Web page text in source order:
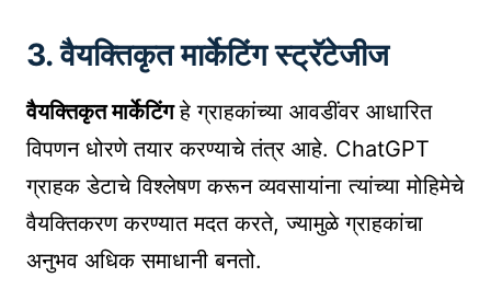
3. वैयक्तिकृत मार्केटिंग स्ट्रॅटेजीज
वैयक्तिकृत मार्केटिंगहे ग्राहकांच्या आवडींवर आधारित
विपणन धोरणे तयार करण्याचे तंत्र आहे. ChatGPT
ग्राहक डेटाचे विश्लेषण करून व्यवसायांना त्यांच्या मोहिमेचे
वैयक्तिकरण करण्यात मदत करते, ज्यामुळे ग्राहकांचा
अनुभव अधिक समाधानी बनतो.